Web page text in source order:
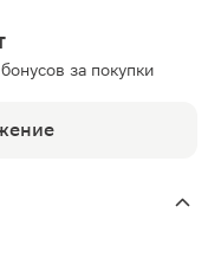
за покупки